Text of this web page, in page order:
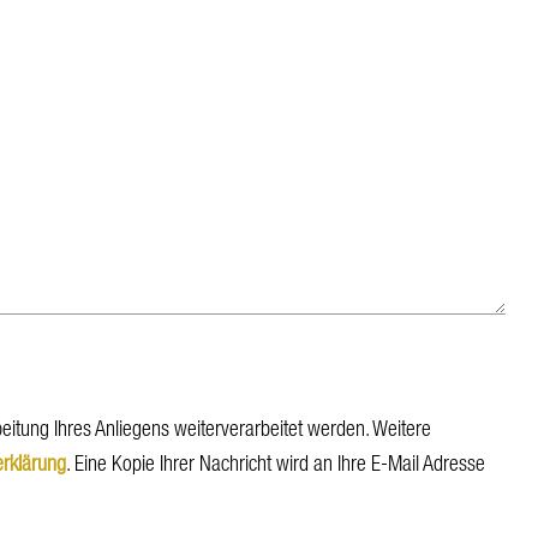
Ihres Anliegens weiterverarbeitet werden. Weitere
. Eine Kopie Ihrer Nachricht wird an Ihre E-Mail Adresse